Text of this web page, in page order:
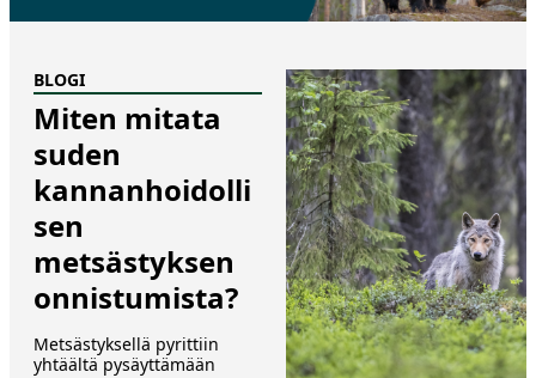
BLOGI
Miten mitata
suden
kannanhoidolli
sen
metsästyksen
onnistumista?
Metsästyksellä pyrittiin
yhtäältä pysäyttämään